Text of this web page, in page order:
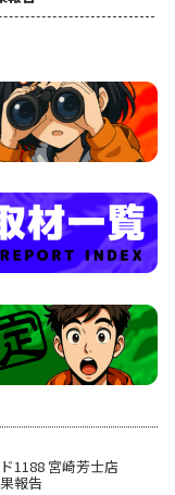
1188 宮崎芳士店
報告